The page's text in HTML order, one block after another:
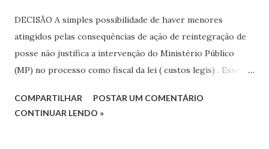
DECISÃO A simples possibilidade de haver menores
atingidos pelas consequências de ação de reintegração de
posse não justifica a intervenção do Ministério Público
(MP) no processo como fiscal da lei ( custos legis) . Esse foi
Justiça (STJ) em julgamento de recurso especial interposto
COMPARTILHAR
POSTAR UM COMENTÁRIO
CONTINUAR LENDO »